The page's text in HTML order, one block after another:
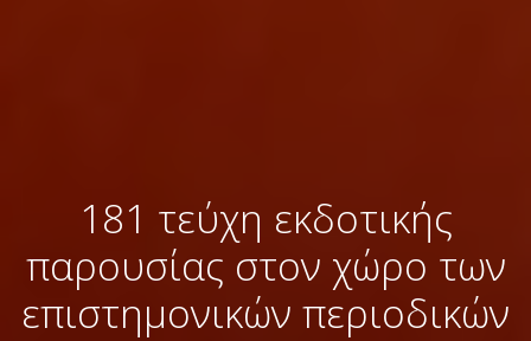
181 τεύχη εκδοτικής
παρουσίας στον χώρο των
επιστημονικών περιοδικών